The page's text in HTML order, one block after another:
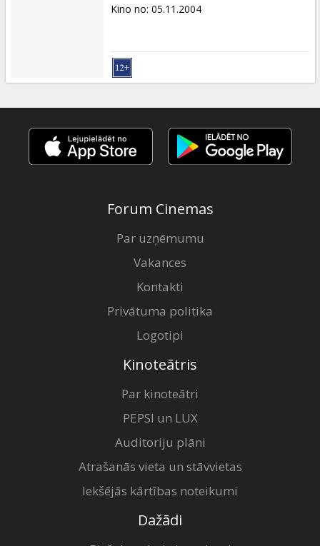
Kino no: 05.11.2004
Forum Cinemas
Par uzņēmumu
Vakances
Kontakti
Privātuma politika
Logotipi
Kinoteātris
Par kinoteātri
PEPSI un LUX
Auditoriju plāni
Atrašanās vieta un stāvvietas
Iekšējās kārtības noteikumi
Dažādi